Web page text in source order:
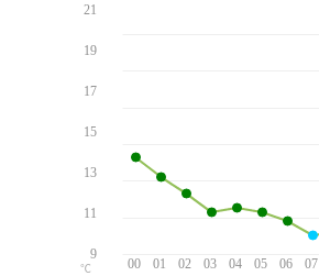
00 01 02 03 04 05 06 07
21
19
17
15
13
11
9
℃